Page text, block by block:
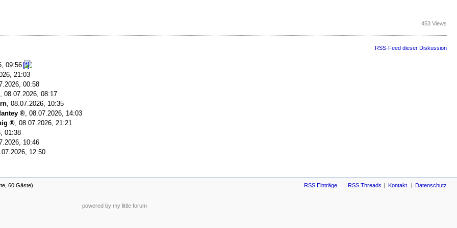
453 Views
RSS-Feed dieser Diskussion
09:56
21:03
00:58
08.07.2026, 08:17
08.07.2026, 10:35
08.07.2026, 14:03
08.07.2026, 21:21
01:38
10:46
12:50
60 Gäste) RSS Einträge RSS Threads Kontakt Datenschutz
powered by my little forum